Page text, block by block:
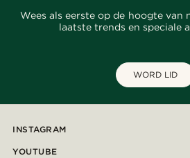
Wees als eerste op de hoogte van
laatste trends en speciale
WORD LID
INSTAGRAM
YOUTUBE